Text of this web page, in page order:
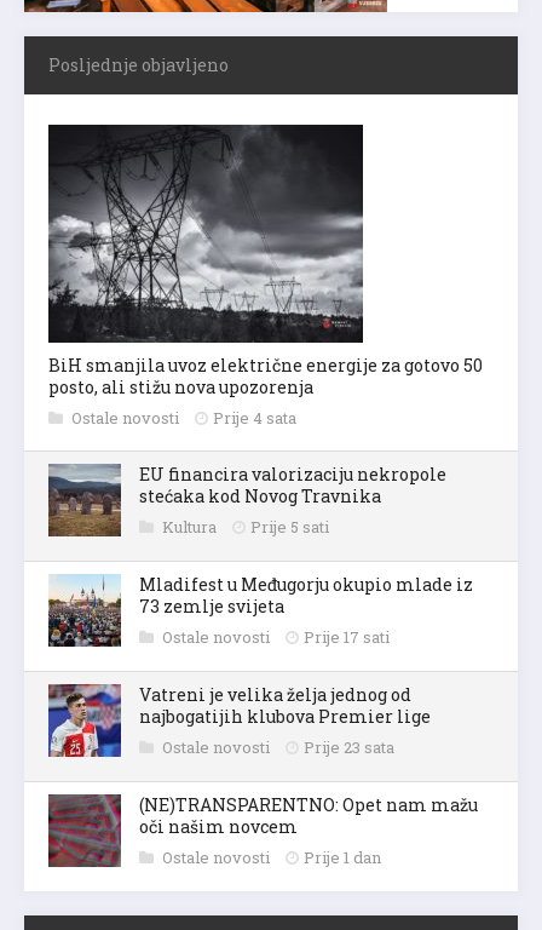
Posljednje objavljeno
BiH smanjila uvoz električne energije za gotovo 50
posto, ali stižu nova upozorenja
Ostale novosti Prije 4 sata
EU financira valorizaciju nekropole
stećaka kod Novog Travnika
Kultura Prije 5 sati
Mladifest u Međugorju okupio mlade iz
73 zemlje svijeta
Ostale novosti Prije 17 sati
Vatreni je velika želja jednog od
najbogatijih klubova Premier lige
Ostale novosti Prije 23 sata
(NE)TRANSPARENTNO: Opet nam mažu
oči našim novcem
Ostale novosti Prije 1 dan